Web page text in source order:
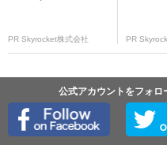
PR Skyrocket株式会社 PR
公式アカウントをフォロ